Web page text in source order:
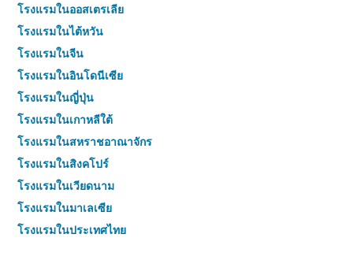
โรงแรมในออสเตรเลีย
โรงแรมในไต้หวัน
โรงแรมในจีน
โรงแรมในอินโดนีเซีย
โรงแรมในญี่ปุ่น
โรงแรมในเกาหลีใต้
โรงแรมในสหราชอาณาจักร
โรงแรมในสิงคโปร์
โรงแรมในเวียดนาม
โรงแรมในมาเลเซีย
โรงแรมในประเทศไทย